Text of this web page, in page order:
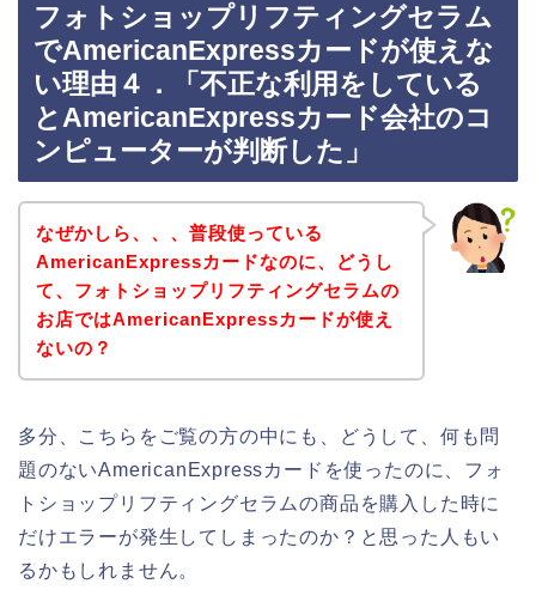
フォトショップリフティングセラム
でAmericanExpressカードが使えな
い理由４．「不正な利用をしている
とAmericanExpressカード会社のコ
ンピューターが判断した」
なぜかしら、、、普段使っている
AmericanExpressカードなのに、どうし
て、フォトショップリフティングセラムの
お店ではAmericanExpressカードが使え
ないの？
多分、こちらをご覧の方の中にも、どうして、何も問
題のないAmericanExpressカードを使ったのに、フォ
トショップリフティングセラムの商品を購入した時に
だけエラーが発生してしまったのか？と思った人もい
るかもしれません。